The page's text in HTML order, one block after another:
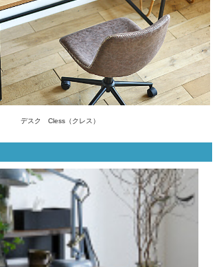
デスク Cless（クレス）